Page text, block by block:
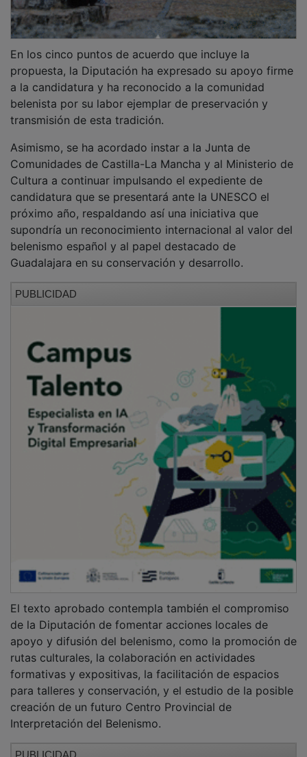
propuesta, la Diputación ha expresado su apoyo firme
a la candidatura y ha reconocido a la comunidad
belenista por su labor ejemplar de preservación y
transmisión de esta tradición.
Comunidades de Castilla-La Mancha y al Ministerio de
Cultura a continuar impulsando el expediente de
candidatura que se presentará ante la UNESCO el
próximo año, respaldando así una iniciativa que
supondría un reconocimiento internacional al valor del
belenismo español y al papel destacado de
Guadalajara en su conservación y desarrollo.
de la Diputación de fomentar acciones locales de
apoyo y difusión del belenismo, como la promoción de
rutas culturales, la colaboración en actividades
formativas y expositivas, la facilitación de espacios
para talleres y conservación, y el estudio de la posible
creación de un futuro Centro Provincial de
Interpretación del Belenismo.